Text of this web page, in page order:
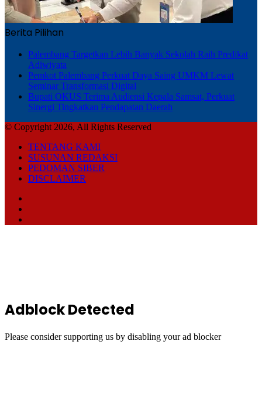
Berita Pilihan
Palembang Targetkan Lebih Banyak Sekolah Raih Predikat
Adiwiyata
Pemkot Palembang Perkuat Daya Saing UMKM Lewat
Seminar Transformasi Digital
Bupati OKUS Terima Audiensi Kepala Samsat, Perkuat
Sinergi Tingkatkan Pendapatan Daerah
© Copyright 2026, All Rights Reserved
TENTANG KAMI
SUSUNAN REDAKSI
PEDOMAN SIBER
DISCLAIMER
Adblock Detected
Please consider supporting us by disabling your ad blocker